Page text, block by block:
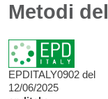
Metodi
EPDITALY0902 del
12/06/2025